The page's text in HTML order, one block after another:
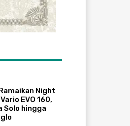
Night
EVO 160,
Solo hingga